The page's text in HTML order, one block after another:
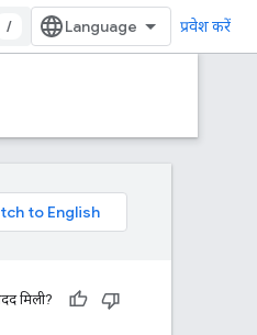
/ प्रवेश करें
मिली?